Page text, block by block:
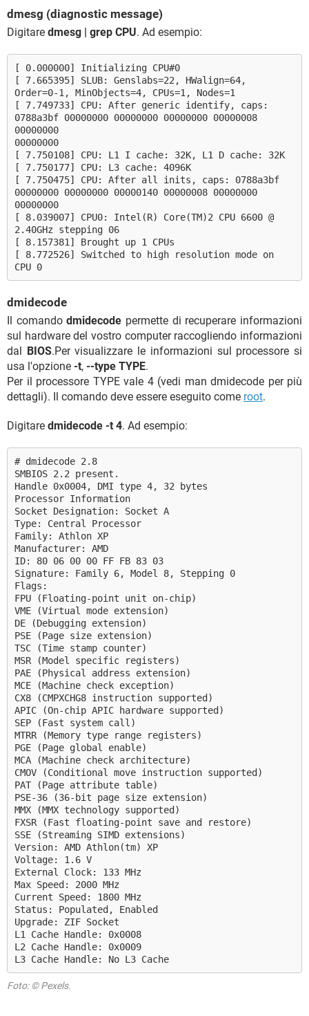
dmesg (diagnostic message)
Digitare dmesg | grep CPU. Ad esempio:
[ 0.000000] Initializing CPU#0
[ 7.665395] SLUB: Genslabs=22, HWalign=64,
Order=0-1, MinObjects=4, CPUs=1, Nodes=1
[ 7.749733] CPU: After generic identify, caps:
0788a3bf 00000000 00000000 00000000 00000008
00000000
00000000
[ 7.750108] CPU: L1 I cache: 32K, L1 D cache: 32K
[ 7.750177] CPU: L3 cache: 4096K
[ 7.750475] CPU: After all inits, caps: 0788a3bf
00000000 00000000 00000140 00000008 00000000
00000000
[ 8.039007] CPU0: Intel(R) Core(TM)2 CPU 6600 @
2.40GHz stepping 06
[ 8.157381] Brought up 1 CPUs
[ 8.772526] Switched to high resolution mode on
CPU 0
dmidecode
Il comandodmidecode permette di recuperare informazioni
sul hardware del vostro computer raccogliendo informazioni
dal BIOS.Per visualizzare le informazioni sul processore si
usa l'opzione -t, --type TYPE.
Per il processore TYPE vale 4 (vedi man dmidecode per più
dettagli). Il comando deve essere eseguito come root.
Digitare dmidecode -t 4. Ad esempio:
# dmidecode 2.8
SMBIOS 2.2 present.
Handle 0x0004, DMI type 4, 32 bytes
Processor Information
Socket Designation: Socket A
Type: Central Processor
Family: Athlon XP
Manufacturer: AMD
ID: 80 06 00 00 FF FB 83 03
Signature: Family 6, Model 8, Stepping 0
Flags:
FPU (Floating-point unit on-chip)
VME (Virtual mode extension)
DE (Debugging extension)
PSE (Page size extension)
TSC (Time stamp counter)
MSR (Model specific registers)
PAE (Physical address extension)
MCE (Machine check exception)
CX8 (CMPXCHG8 instruction supported)
APIC (On-chip APIC hardware supported)
SEP (Fast system call)
MTRR (Memory type range registers)
PGE (Page global enable)
MCA (Machine check architecture)
CMOV (Conditional move instruction supported)
PAT (Page attribute table)
PSE-36 (36-bit page size extension)
MMX (MMX technology supported)
FXSR (Fast floating-point save and restore)
SSE (Streaming SIMD extensions)
Version: AMD Athlon(tm) XP
Voltage: 1.6 V
External Clock: 133 MHz
Max Speed: 2000 MHz
Current Speed: 1800 MHz
Status: Populated, Enabled
Upgrade: ZIF Socket
L1 Cache Handle: 0x0008
L2 Cache Handle: 0x0009
L3 Cache Handle: No L3 Cache
Foto: © Pexels.